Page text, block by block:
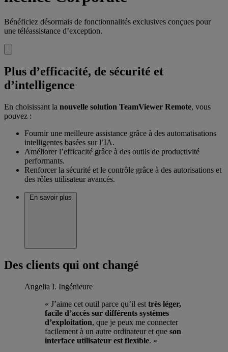
Bénéficiez désormais de fonctionnalités exclusives conçues pour
une téléassistance d’exception.
Plus d’efficacité, de sécurité et
d’intelligence
En choisissant la nouvelle solution TeamViewer Remote, vous
pouvez :
Fournir une meilleure assistance grâce à des automatisations
intelligentes basées sur l’IA.
Améliorer l’efficacité grâce à des outils de productivité
performants.
Renforcer la sécurité et le contrôle grâce à des autorisations et
des rôles utilisateur avancés.
En savoir plus
Des clients qui ont changé
Angelia I. Ingénieure
« J’aime cet outil parce qu’il est très léger,
facile d’accès sur différents systèmes
d’exploitation, que je peux me connecter
facilement à un autre ordinateur et que son
interface utilisateur est flexible. »